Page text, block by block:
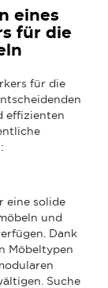
eines
für die
für die
effizienten
eine solide
und
Dank
Möbeltypen
Suche